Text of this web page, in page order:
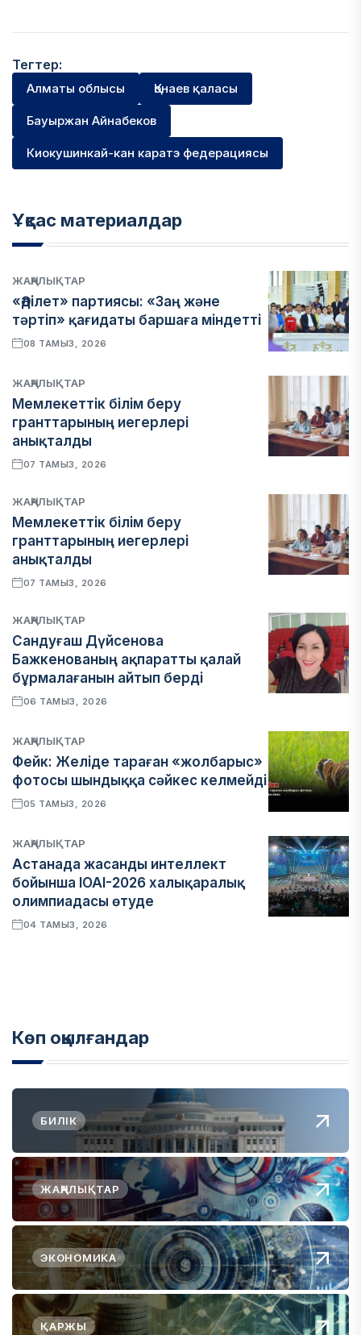
Тегтер:
Алматы облысы Қонаев қаласы
Бауыржан Айнабеков
Киокушинкай-кан каратэ федерациясы
Ұқсас материалдар
ЖАҢАЛЫҚТАР
«Әділет» партиясы: «Заң және
тәртіп» қағидаты баршаға міндетті
08 ТАМЫЗ, 2026
ЖАҢАЛЫҚТАР
Мемлекеттік білім беру
гранттарының иегерлері
анықталды
07 ТАМЫЗ, 2026
ЖАҢАЛЫҚТАР
Мемлекеттік білім беру
гранттарының иегерлері
анықталды
07 ТАМЫЗ, 2026
ЖАҢАЛЫҚТАР
Сандуғаш Дүйсенова
Бажкенованың ақпаратты қалай
бұрмалағанын айтып берді
06 ТАМЫЗ, 2026
ЖАҢАЛЫҚТАР
Фейк: Желіде тараған «жолбарыс»
фотосы шындыққа сәйкес келмейді
05 ТАМЫЗ, 2026
ЖАҢАЛЫҚТАР
Астанада жасанды интеллект
бойынша IOAI-2026 халықаралық
олимпиадасы өтуде
04 ТАМЫЗ, 2026
Көп оқылғандар
БИЛІК
ЖАҢАЛЫҚТАР
ЭКОНОМИКА
ҚАРЖЫ